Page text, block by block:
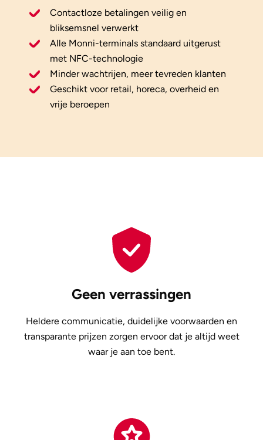
Contactloze betalingen veilig en
bliksemsnel verwerkt
Alle Monni-terminals standaard uitgerust
met NFC-technologie
Minder wachtrijen, meer tevreden klanten
Geschikt voor retail, horeca, overheid en
vrije beroepen
Geen verrassingen
Heldere communicatie, duidelijke voorwaarden en
transparante prijzen zorgen ervoor dat je altijd weet
waar je aan toe bent.